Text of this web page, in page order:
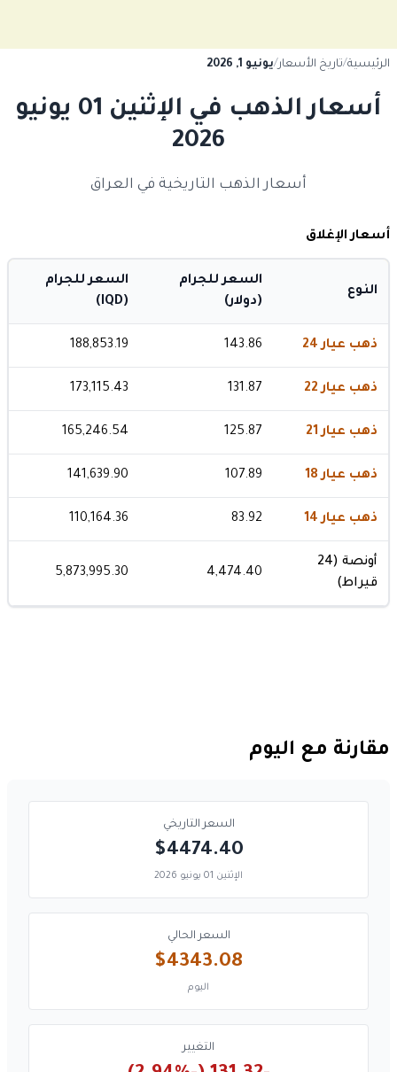
الرئيسية/تاريخ الأسعار/يونيو 1, 2026
أسعار الذهب في الإثنين 01 يونيو
2026
أسعار الذهب التاريخية في العراق
أسعار الإغلاق
النوع
السعر للجرام
(دولار)
السعر للجرام
(IQD)
ذهب عيار 24 143.86
188,853.19
ذهب عيار 22 131.87
173,115.43
ذهب عيار 21 125.87
165,246.54
ذهب عيار 18 107.89
141,639.90
ذهب عيار 14 83.92
110,164.36
أونصة (24
قيراط)
4,474.40
5,873,995.30
مقارنة مع اليوم
السعر التاريخي
$4474.40
الإثنين 01 يونيو 2026
السعر الحالي
$4343.08
اليوم
التغيير